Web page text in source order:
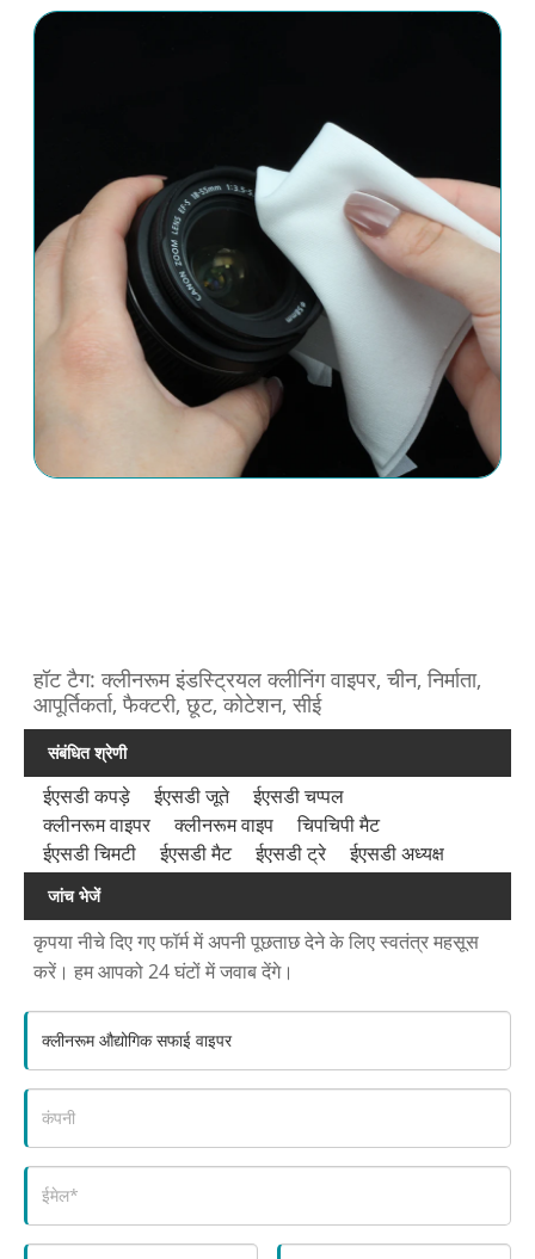
हॉट टैग: क्लीनरूम इंडस्ट्रियल क्लीनिंग वाइपर, चीन, निर्माता,
आपूर्तिकर्ता, फैक्टरी, छूट, कोटेशन, सीई
संबंधित श्रेणी
ईएसडी कपड़े ईएसडी जूते
ईएसडी चप्पल
क्लीनरूम वाइपर
क्लीनरूम वाइप
चिपचिपी मैट
ईएसडी चिमटी
ईएसडी मैट ईएसडी ट्रे ईएसडी अध्यक्ष
जांच भेजें
कृपया नीचे दिए गए फॉर्म में अपनी पूछताछ देने के लिए स्वतंत्र महसूस
करें। हम आपको 24 घंटों में जवाब देंगे।